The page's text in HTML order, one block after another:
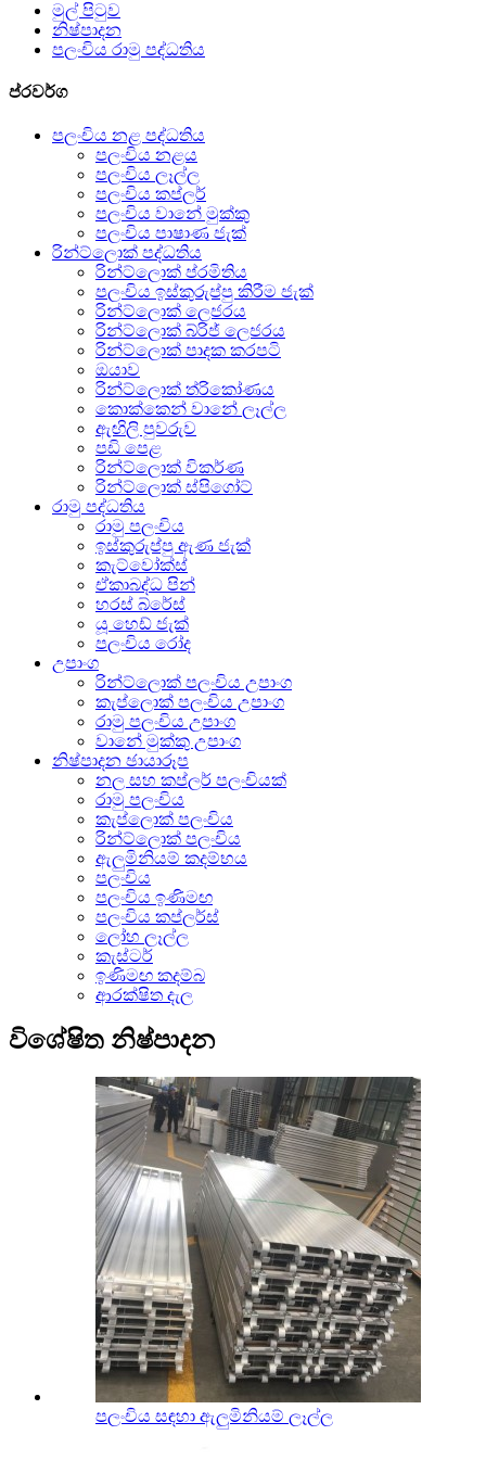
මුල් පිටුව
නිෂ්පාදන
පලංචිය රාමු පද්ධතිය
ප්රවර්ග
පලංචිය නළ පද්ධතිය
පලංචිය නළය
පලංචිය ලෑල්ල
පලංචිය කප්ලර්
පලංචිය වානේ මුක්කු
පලංචිය පාෂාණ ජැක්
රින්ට්ලොක් පද්ධතිය
රින්ට්ලොක් ප්රමිතිය
පලංචිය ඉස්කුරුප්පු කිරීම ජැක්
රින්ට්ලොක් ලෙජරය
රින්ට්ලොක් බ්රිජ් ලෙජරය
රින්ට්ලොක් පාදක කරපටි
ඔයාව
රින්ට්ලොක් ත්රිකෝණය
කොක්කෙන් වානේ ලෑල්ල
ඇඟිලි පුවරුව
පඩි පෙළ
රින්ට්ලොක් විකර්ණ
රින්ට්ලොක් ස්පිගෝට්
රාමු පද්ධතිය
රාමු පලංචිය
ඉස්කුරුප්පු ඇණ ජැක්
කැට්වෝක්ස්
ඒකාබද්ධ පින්
හරස් බ්රේස්
යූ හෙඩ් ජැක්
පලංචිය රෝද
උපාංග
රින්ට්ලොක් පලංචිය උපාංග
කැප්ලොක් පලංචිය උපාංග
රාමු පලංචිය උපාංග
වානේ මුක්කු උපාංග
නිෂ්පාදන ඡායාරූප
නල සහ කප්ලර් පලංචියක්
රාමු පලංචිය
කැප්ලොක් පලංචිය
රින්ට්ලොක් පලංචිය
ඇලුමිනියම් කදම්භය
පලංචිය
පලංචිය ඉණිමඟ
පලංචිය කප්ලර්ස්
ලෝහ ලෑල්ල
කැස්ටර්
ඉණිමඟ කදම්බ
ආරක්ෂිත දැල
විශේෂිත නිෂ්පාදන
පලංචිය සඳහා ඇලුමිනියම් ලෑල්ල